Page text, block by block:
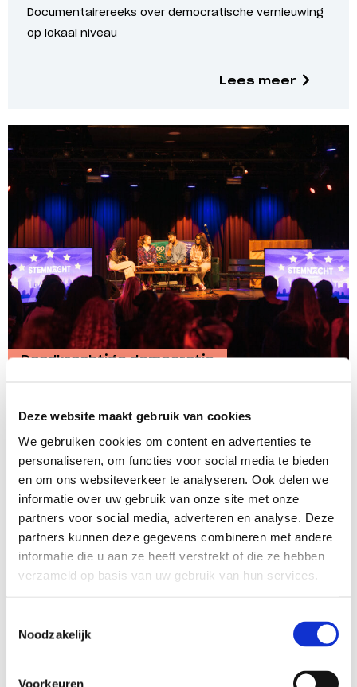
Deze website maakt gebruik van cookies
We gebruiken cookies om content en advertenties te
personaliseren, om functies voor social media te bieden
en om ons websiteverkeer te analyseren. Ook delen we
informatie over uw gebruik van onze site met onze
partners voor social media, adverteren en analyse. Deze
partners kunnen deze gegevens combineren met andere
informatie die u aan ze heeft verstrekt of die ze hebben
verzameld op basis van uw gebruik van hun services.
Noodzakelijk
Voorkeuren
Documentairereeks over democratische vernieuwing
op lokaal niveau
Lees meer
Daadkrachtige democratie
Verkiezingsevenement om jongeren naar de stembus
te krijgen